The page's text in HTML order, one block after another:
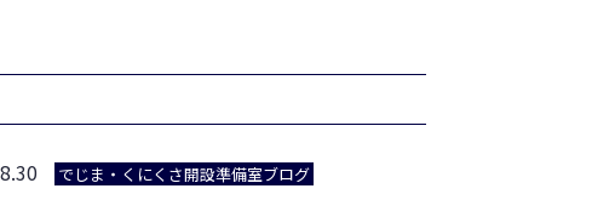
でじま・くにくさ開設準備室ブログ